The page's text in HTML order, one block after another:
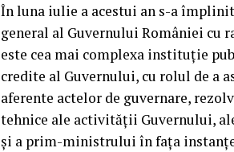
În luna iulie a acestui an s-a
general al Guvernului României cu
este cea mai complexa instituție
credite al Guvernului, cu rolul de a
aferente actelor de guvernare,
tehnice ale activității Guvernului,
și a prim-ministrului în fața